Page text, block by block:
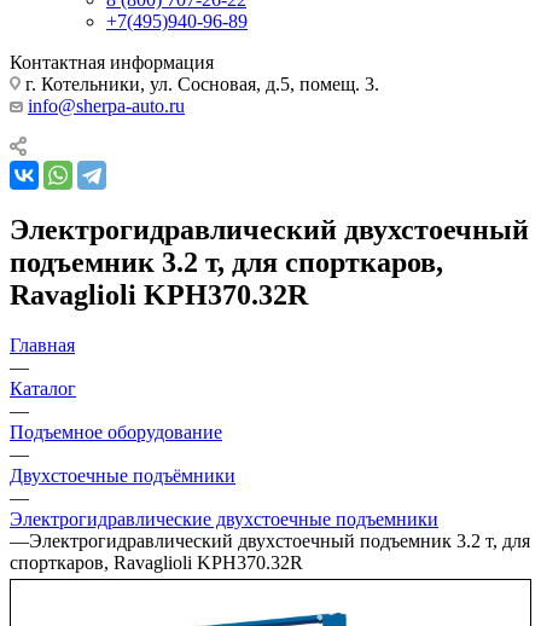
+7(495)940-96-89
Контактная информация
г. Котельники, ул. Сосновая, д.5, помещ. 3.
info@sherpa-auto.ru
Электрогидравлический двухстоечный
подъемник 3.2 т, для спорткаров,
Ravaglioli KPH370.32R
Главная
—
Каталог
—
Подъемное оборудование
—
Двухстоечные подъёмники
—
Электрогидравлические двухстоечные подъемники
—Электрогидравлический двухстоечный подъемник 3.2 т, для
спорткаров, Ravaglioli KPH370.32R